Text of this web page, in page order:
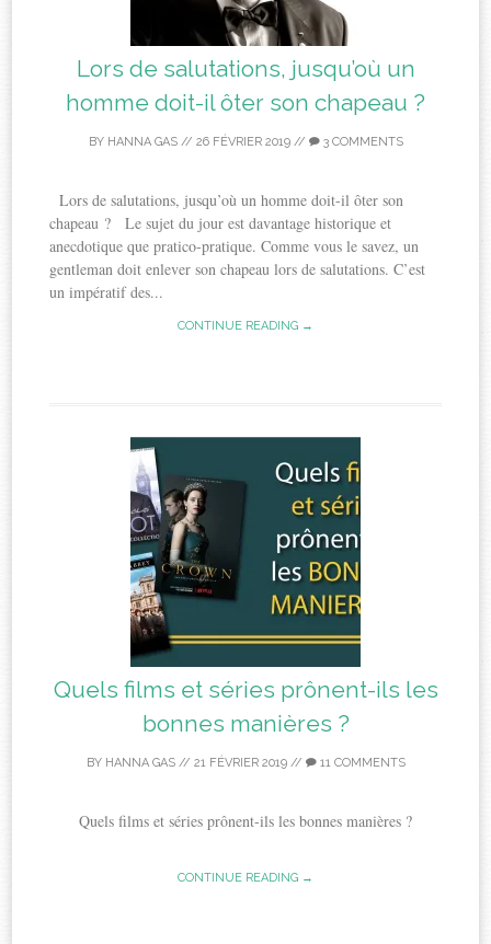
Lors de salutations, jusqu’où un
homme doit-il ôter son chapeau ?
BY HANNA GAS// 26 FÉVRIER 2019// 3 COMMENTS
Lors de salutations, jusqu’où un homme doit-il ôter son
chapeau ? Le sujet du jour est davantage historique et
anecdotique que pratico-pratique. Comme vous le savez, un
gentleman doit enlever son chapeau lors de salutations. C’est
un impératif des...
CONTINUE READING →
Quels films et séries prônent-ils les
bonnes manières ?
BY HANNA GAS// 21 FÉVRIER 2019// 11 COMMENTS
Quels films et séries prônent-ils les bonnes manières ?
CONTINUE READING →